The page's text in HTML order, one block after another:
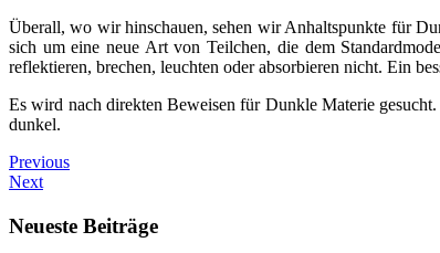
Überall, wo wir hinschauen, sehen wir Anhaltspunkte für
sich um eine neue Art von Teilchen, die dem
reflektieren, brechen, leuchten oder absorbieren nicht. Ein
Es wird nach direkten Beweisen für Dunkle Materie
dunkel.
Previous
Next
Neueste Beiträge